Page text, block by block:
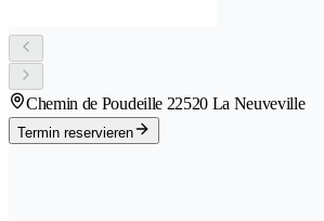
Chemin de Poudeille 22520 La Neuveville
Termin reservieren